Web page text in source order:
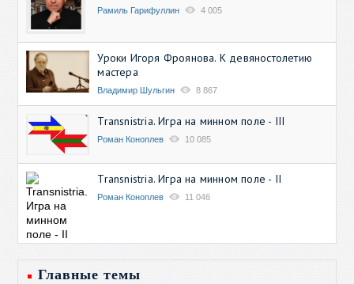
Рамиль Гарифуллин 4 005
Уроки Игоря Фроянова. К девяностолетию
мастера
Владимир Шульгин 8 867
Transnistria. Игра на минном поле - III
Роман Коноплев 10 085
Transnistria. Игра на минном поле - II
Роман Коноплев 11 046
Главные темы